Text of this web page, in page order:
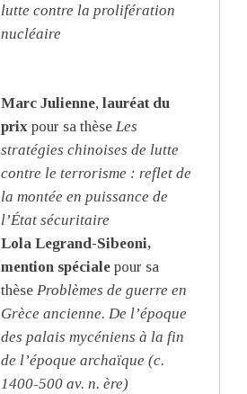
lutte contre la prolifération
nucléaire
Marc Julienne, lauréat du
prixpour sa thèse Les
stratégies chinoises de lutte
contre le terrorisme : reflet de
la montée en puissance de
l’État sécuritaire
Lola Legrand-Sibeoni,
mention spéciale pour sa
thèse Problèmes de guerre en
Grèce ancienne. De l’époque
des palais mycéniens à la fin
de l’époque archaïque (c.
1400-500 av. n. ère)